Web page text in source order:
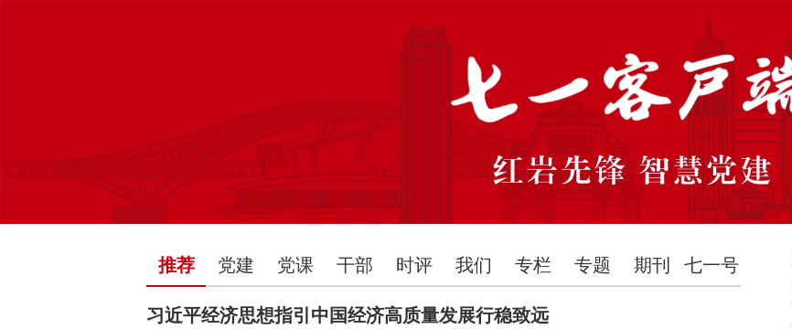
推荐 党建 党课 干部 时评 我们 专栏 专题 期刊 七一号
习近平经济思想指引中国经济高质量发展行稳致远